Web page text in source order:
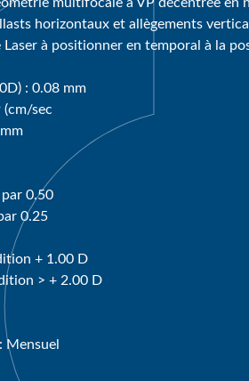
horizontaux et allègements
à positionner en temporal à la
: 0.08 mm
sec
0.50
0.25
+ 1.00 D
> + 2.00 D
Mensuel